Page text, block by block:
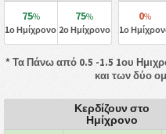
75%
1ο Ημίχρονο
75%
2ο Ημίχρονο
0%
1ο
* Τα Πάνω από 0.5 -1.5 1ου
και των δύο
Κερδίζουν στο
Ημίχρονο